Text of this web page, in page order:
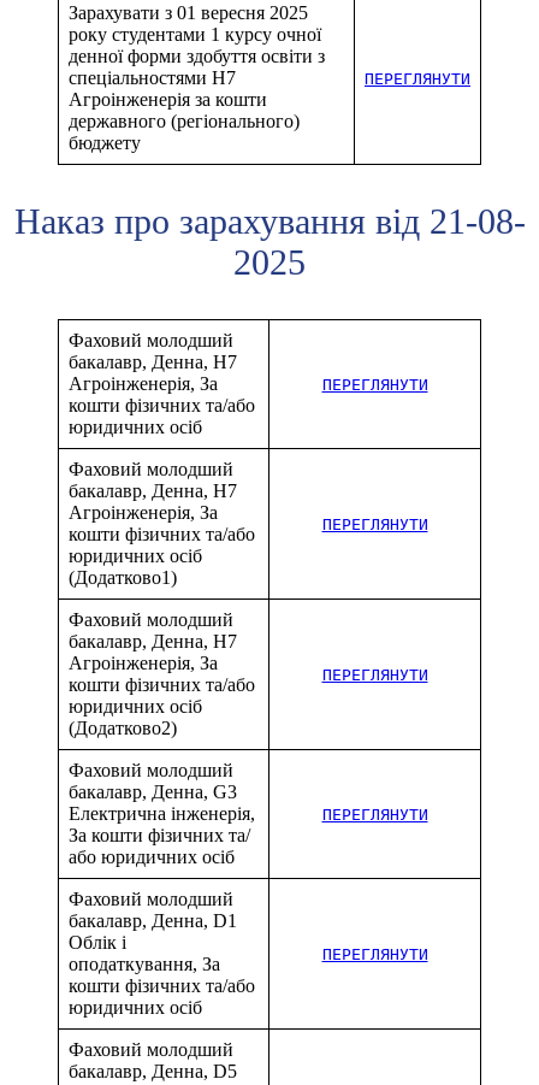
Зарахувати з 01 вересня 2025
року студентами 1 курсу очної
денної форми здобуття освіти з
спеціальностями H7
Агроінженерія за кошти
державного (регіонального)
бюджету
ПЕРЕГЛЯНУТИ
Наказ про зарахування від 21-08-
2025
Фаховий молодший
бакалавр, Денна, H7
Агроінженерія, За
кошти фізичних та/або
юридичних осіб
ПЕРЕГЛЯНУТИ
Фаховий молодший
бакалавр, Денна, H7
Агроінженерія, За
кошти фізичних та/або
юридичних осіб
(Додатково1)
ПЕРЕГЛЯНУТИ
Фаховий молодший
бакалавр, Денна, H7
Агроінженерія, За
кошти фізичних та/або
юридичних осіб
(Додатково2)
ПЕРЕГЛЯНУТИ
Фаховий молодший
бакалавр, Денна, G3
Електрична інженерія,
За кошти фізичних та/
або юридичних осіб
ПЕРЕГЛЯНУТИ
Фаховий молодший
бакалавр, Денна, D1
Облік і
оподаткування, За
кошти фізичних та/або
юридичних осіб
ПЕРЕГЛЯНУТИ
Фаховий молодший
бакалавр, Денна, D5